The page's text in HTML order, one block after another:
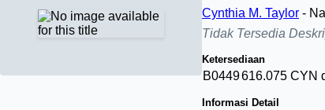
Cynthia M. Taylor -
Tidak Tersedia
Ketersediaan
B0449616.075 CYN
Informasi Detail